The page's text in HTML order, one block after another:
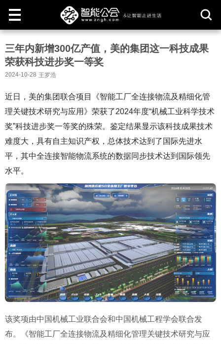
三年内新增300亿产值，美的集团这一科技成果
荣获科技进步奖一等奖
2024-10-28 王罗浩
近日，美的集团联合项目《智能工厂全连接物流及精细化管
理关键技术研究与应用》荣获了2024年度“机械工业科学技术
奖”科技进步奖一等奖的殊荣。鉴定结果显示该科技成果技术
难度大，具有自主知识产权，总体技术达到了国际先进水
平，其中全连接智能物流系统的数据同步技术达到国际领先
水平。
该奖项由中国机械工业联合会和中国机械工程学会联合发
布。《智能工厂全连接物流及精细化管理关键技术研究与应